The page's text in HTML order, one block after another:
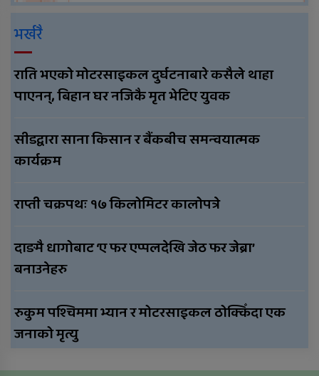
भर्खरै
राति भएको मोटरसाइकल दुर्घटनाबारे कसैले थाहा
पाएनन्, बिहान घर नजिकै मृत भेटिए युवक
सीडद्वारा साना किसान र बैंकबीच समन्वयात्मक
कार्यक्रम
राप्ती चक्रपथः १७ किलोमिटर कालोपत्रे
दाङमै धागोबाट ‘ए फर एप्पलदेखि जेठ फर जेब्रा’
बनाउनेहरु
रुकुम पश्चिममा भ्यान र मोटरसाइकल ठोक्किँदा एक
जनाको मृत्यु